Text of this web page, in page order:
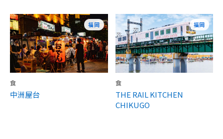
福岡
食
中洲屋台
福岡
食
THE RAIL KITCHEN
CHIKUGO